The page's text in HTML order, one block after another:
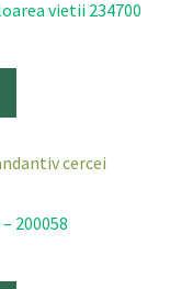
vietii 234700
200058